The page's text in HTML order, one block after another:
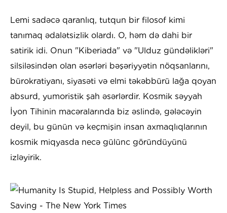
Lemi sadəcə qaranlıq, tutqun bir filosof kimi
tanımaq ədalətsizlik olardı. O, həm də dahi bir
satirik idi. Onun "Kiberiada" və "Ulduz gündəlikləri"
silsiləsindən olan əsərləri bəşəriyyətin nöqsanlarını,
bürokratiyanı, siyasəti və elmi təkəbbürü lağa qoyan
absurd, yumoristik şah əsərlərdir. Kosmik səyyah
İyon Tihinin macəralarında biz əslində, gələcəyin
deyil, bu günün və keçmişin insan axmaqlıqlarının
kosmik miqyasda necə gülünc göründüyünü
izləyirik.